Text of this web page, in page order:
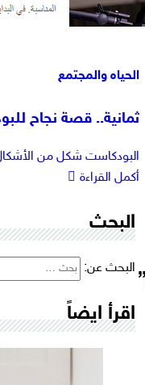
الحياه والمجتمع
ثمانية.. قصة نجاح
البودكاست شكل من الأشكال
أكمل القراءة
البحث
البحث عن:
اقرأ ايضاً